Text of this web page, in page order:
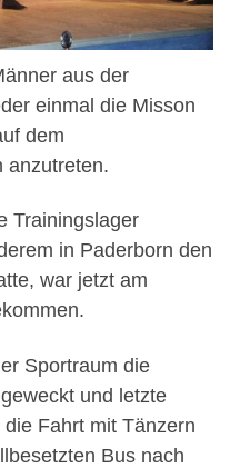
aus der
einmal die Misson
dem
anzutreten.
Trainingslager
in Paderborn den
war jetzt am
Sportraum die
und letzte
Fahrt mit Tänzern
Bus nach